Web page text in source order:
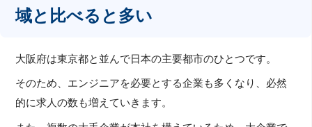
域と比べると多い
大阪府は東京都と並んで日本の主要都市のひとつです。
そのため、エンジニアを必要とする企業も多くなり、必然
的に求人の数も増えていきます。